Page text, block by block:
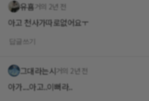
유횸 거의 2년 전
아고 천사가따로없어요ㅜ
그대라는시 거의 2년 전
아가....아고..이뻐라..